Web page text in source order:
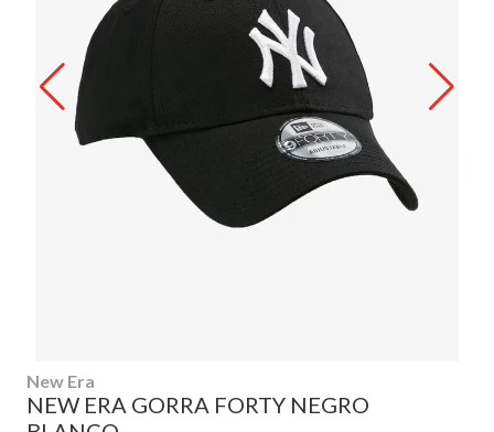
New Era
NEW ERA GORRA FORTY NEGRO